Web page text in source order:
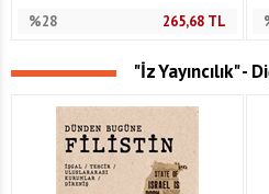
%28 265,68TL
"İz Yayıncılık" -